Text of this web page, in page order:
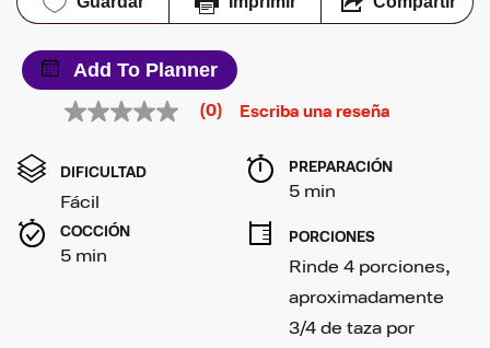
Add To Planner
Sin
en
misma
página.
(0) Escriba una reseña
DIFICULTAD
Fácil
PREPARACIÓN
5 min
COCCIÓN
5 min
PORCIONES
Rinde 4 porciones,
aproximadamente
3/4 de taza por